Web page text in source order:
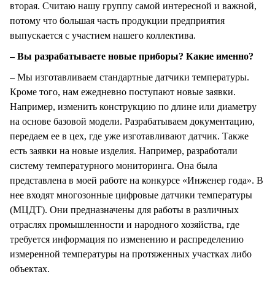
вторая. Считаю нашу группу самой интересной и важной,
потому что большая часть продукции предприятия
выпускается с участием нашего коллектива.
– Вы разрабатываете новые приборы? Какие именно?
– Мы изготавливаем стандартные датчики температуры.
Кроме того, нам ежедневно поступают новые заявки.
Например, изменить конструкцию по длине или диаметру
на основе базовой модели. Разрабатываем документацию,
передаем ее в цех, где уже изготавливают датчик. Также
есть заявки на новые изделия. Например, разработали
систему температурного мониторинга. Она была
представлена в моей работе на конкурсе «Инженер года». В
нее входят многозонные цифровые датчики температуры
(МЦДТ). Они предназначены для работы в различных
отраслях промышленности и народного хозяйства, где
требуется информация по изменению и распределению
измеренной температуры на протяженных участках либо
объектах.